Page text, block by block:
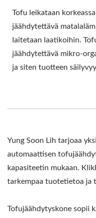
Tofu leikataan
jäähdytettävä
laitetaan laatikoihin.
jäähdytettävä mikro-
ja siten tuotteen
Yung Soon Lih tarjoaa
automaattisen
kapasiteetin mukaan.
tarkempaa tuotetietoa ja
Tofujäähdytyskone sopii